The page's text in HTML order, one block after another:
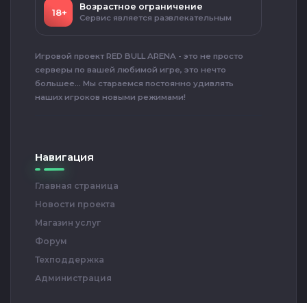
18+
Возрастное ограничение
Сервис является развлекательным
Игровой проект RED BULL ARENA - это не просто
серверы по вашей любимой игре, это нечто
большее... Мы стараемся постоянно удивлять
наших игроков новыми режимами!
Навигация
Главная страница
Новости проекта
Магазин услуг
Форум
Техподдержка
Администрация